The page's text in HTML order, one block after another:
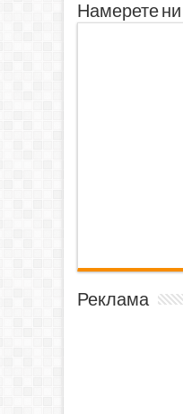
Намерете ни
Реклама